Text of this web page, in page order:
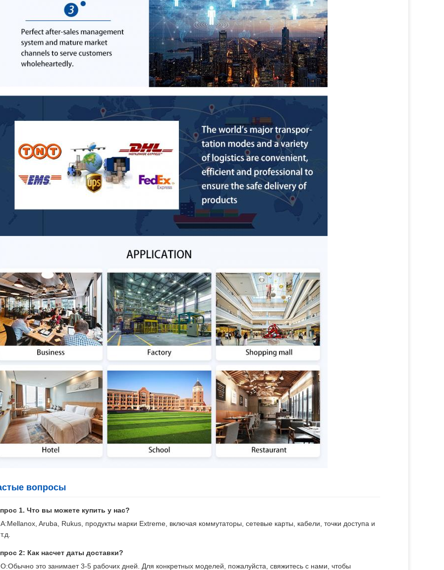
вопросы
1. Что вы можете купить у нас?
A:Mellanox, Aruba, Rukus, продукты марки Extreme, включая коммутаторы, сетевые карты, кабели, точки доступа и
т.д.
2: Как насчет даты доставки?
О:Обычно это занимает 3-5 рабочих дней. Для конкретных моделей, пожалуйста, свяжитесь с нами, чтобы